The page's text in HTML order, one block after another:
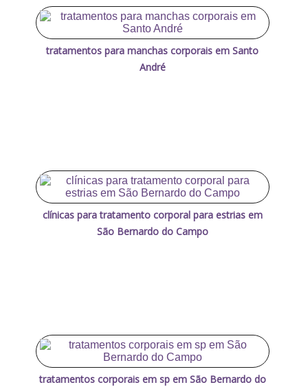
tratamentos para manchas corporais em Santo
André
clínicas para tratamento corporal para estrias em
São Bernardo do Campo
tratamentos corporais em sp em São Bernardo do